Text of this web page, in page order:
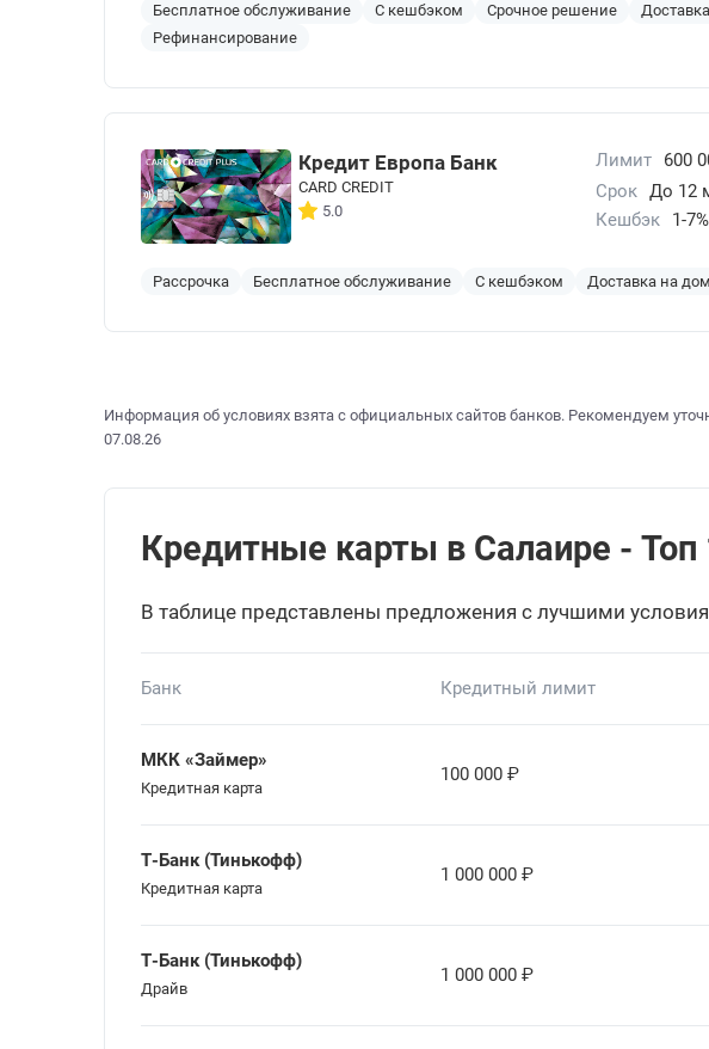
Бесплатное обслуживание С кешбэком Срочное решение
Рефинансирование
Кредит Европа Банк
CARD CREDIT
5.0
Лимит 600
Срок До 12
Кешбэк
1-7%
Рассрочка Бесплатное обслуживание С кешбэком Доставка на дом
Информация об условиях взята с официальных сайтов банков. Рекомендуем
07.08.26
Кредитные карты в Салаире - Топ
В таблице представлены предложения с лучшими
Банк Кредитный лимит
МКК «Займер»
Кредитная карта
100 000 ₽
Т-Банк (Тинькофф)
Кредитная карта
1 000 000 ₽
Т-Банк (Тинькофф)
Драйв
1 000 000 ₽